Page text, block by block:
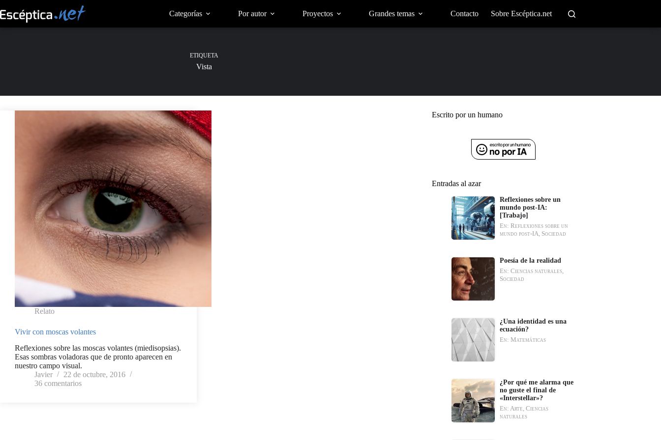
al
contenido
Categorías Por autor Proyectos Grandes temas Contacto Sobre Escéptica.net
ETIQUETA
Vista
Relato
Vivir con moscas volantes
Reflexiones sobre las moscas volantes (miedisopsias).
Esas sombras voladoras que de pronto aparecen en
nuestro campo visual.
Javier
22 de octubre, 2016
36 comentarios
Escrito por un humano
Entradas al azar
Reflexiones sobre un
mundo post-IA:
[Trabajo]
En: Reflexiones sobre un
mundo post-IA, Sociedad
Poesía de la realidad
En: Ciencias naturales,
Sociedad
¿Una identidad es una
ecuación?
En: Matemáticas
¿Por qué me alarma que
no guste el final de
«Interstellar»?
En: Arte, Ciencias
naturales